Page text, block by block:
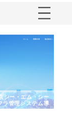
シー・エム・シー
ラ管理システム導